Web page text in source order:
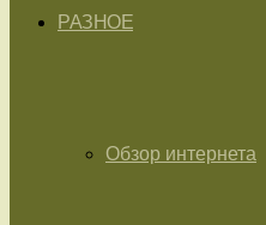
РАЗНОЕ
Обзор интернета